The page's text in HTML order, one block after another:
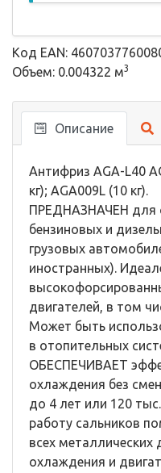
Код EAN:
Объем: 0.004322 м3
Описание
Антифриз AGA-L40
кг); AGA009L (10 кг).
ПРЕДНАЗНАЧЕН для
бензиновых и
грузовых
иностранных).
двигателей, в том
Может быть
в отопительных
ОБЕСПЕЧИВАЕТ
охлаждения без
до 4 лет или 120
работу сальников
всех металлических
охлаждения и